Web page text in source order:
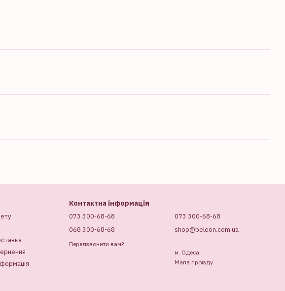
Контактна інформація
073 300-68-68
068 300-68-68
Передзвонити вам?
073 300-68-68
shop@beleon.com.ua
м. Одеса
Мапа проїзду